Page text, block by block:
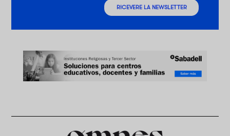
RICEVERE LA NEWSLETTER